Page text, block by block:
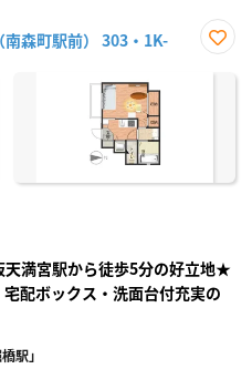
森町駅前） 303・1K-
に入
天満宮駅から徒歩5分の好立地★
配ボックス・洗面台付充実の
駅」